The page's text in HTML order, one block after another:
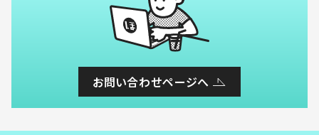
お問い合わせページへ